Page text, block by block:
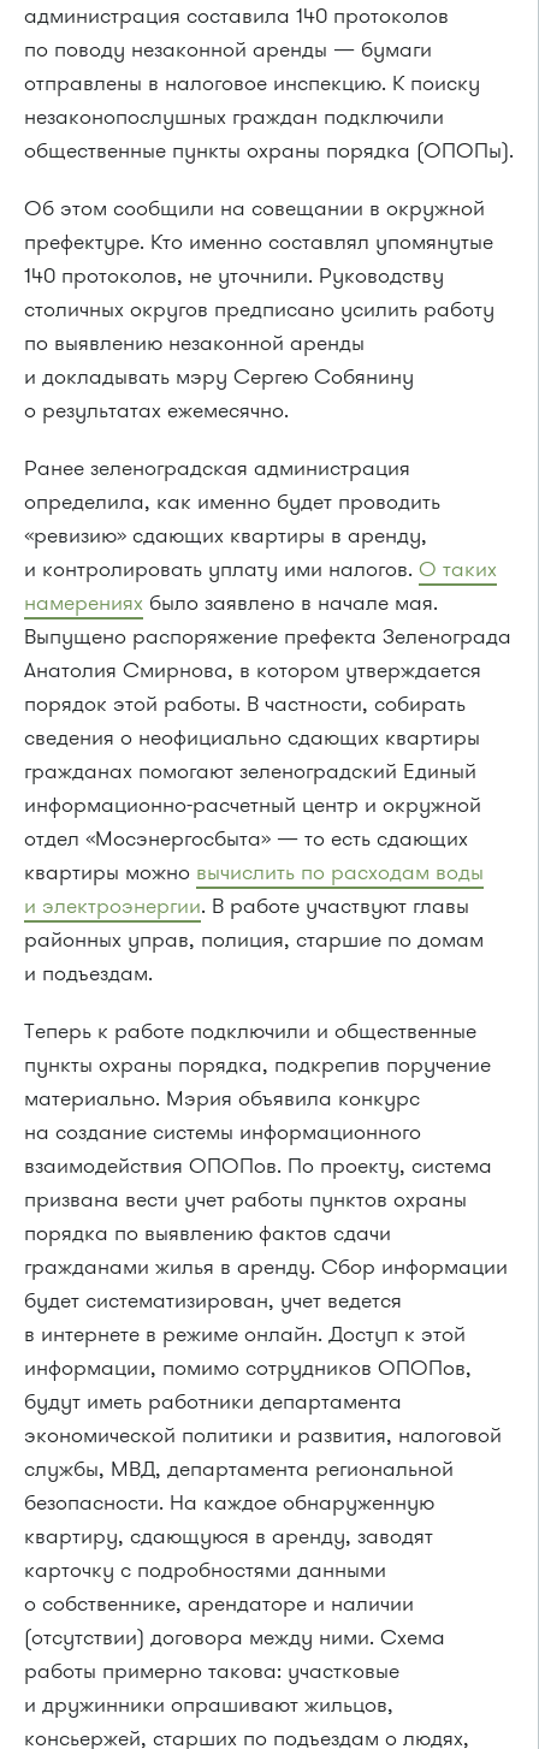
администрация составила 140 протоколов
по поводу незаконной аренды — бумаги
отправлены в налоговое инспекцию. К поиску
незаконопослушных граждан подключили
общественные пункты охраны порядка (ОПОПы).
Об этом сообщили на совещании в окружной
префектуре. Кто именно составлял упомянутые
140 протоколов, не уточнили. Руководству
столичных округов предписано усилить работу
по выявлению незаконной аренды
и докладывать мэру Сергею Собянину
о результатах ежемесячно.
Ранее зеленоградская администрация
определила, как именно будет проводить
«ревизию» сдающих квартиры в аренду,
и контролировать уплату ими налогов. О таких
намерениях было заявлено в начале мая.
Выпущено распоряжение префекта Зеленограда
Анатолия Смирнова, в котором утверждается
порядок этой работы. В частности, собирать
сведения о неофициально сдающих квартиры
гражданах помогают зеленоградский Единый
информационно-расчетный центр и окружной
отдел «Мосэнергосбыта» — то есть сдающих
квартиры можно вычислить по расходам воды
и электроэнергии. В работе участвуют главы
районных управ, полиция, старшие по домам
и подъездам.
Теперь к работе подключили и общественные
пункты охраны порядка, подкрепив поручение
материально. Мэрия объявила конкурс
на создание системы информационного
взаимодействия ОПОПов. По проекту, система
призвана вести учет работы пунктов охраны
порядка по выявлению фактов сдачи
гражданами жилья в аренду. Сбор информации
будет систематизирован, учет ведется
в интернете в режиме онлайн. Доступ к этой
информации, помимо сотрудников ОПОПов,
будут иметь работники департамента
экономической политики и развития, налоговой
службы, МВД, департамента региональной
безопасности. На каждое обнаруженную
квартиру, сдающуюся в аренду, заводят
карточку с подробностями данными
о собственнике, арендаторе и наличии
(отсутствии) договора между ними. Схема
работы примерно такова: участковые
и дружинники опрашивают жильцов,
консьержей, старших по подъездам о людях,